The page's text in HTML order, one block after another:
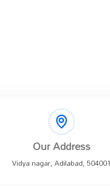
Our Address
Vidya nagar, Adilabad, 504001